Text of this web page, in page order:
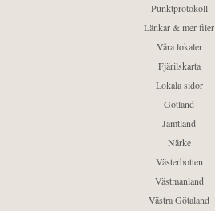
Punktprotokoll
Länkar & mer filer
Våra lokaler
Fjärilskarta
Lokala sidor
Gotland
Jämtland
Närke
Västerbotten
Västmanland
Västra Götaland